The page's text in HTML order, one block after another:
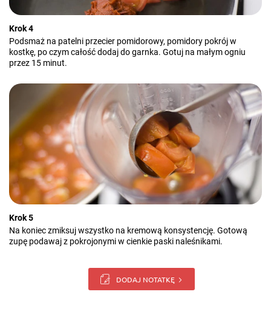
Krok 4
Podsmaż na patelni przecier pomidorowy, pomidory pokrój w
kostkę, po czym całość dodaj do garnka. Gotuj na małym ogniu
przez 15 minut.
Krok 5
Na koniec zmiksuj wszystko na kremową konsystencję. Gotową
zupę podawaj z pokrojonymi w cienkie paski naleśnikami.
DODAJ NOTATKĘ